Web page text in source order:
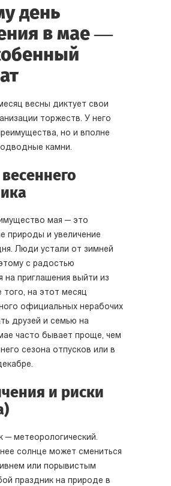
день
в мае —
весны диктует свои
торжеств. У него
но и вполне
камни.
мая — это
природы и увеличение
Люди устали от зимней
с радостью
на приглашения выйти из
на этот месяц
официальных нерабочих
друзей и семью на
часто бывает проще, чем
сезона отпусков или в
и риски
— метеорологический.
солнце может смениться
или порывистым
праздник на природе в